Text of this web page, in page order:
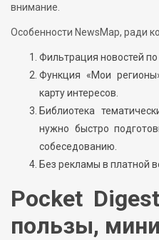
внимание.
Особенности NewsMap, ради
Фильтрация новостей
Функция «Мои
карту интересов.
Библиотека
нужно быстро
собеседованию.
Без рекламы в платной
Pocket
пользы,